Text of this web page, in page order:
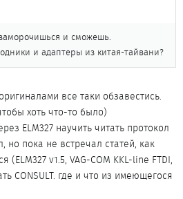
и сможешь.
и адаптеры из китая-тайвани?
все таки обзавестись.
хоть что-то было)
ELM327 научить читать протокол
но пока не встречал статей, как
v1.5, VAG-COM KKL-line FTDI,
CONSULT. где и что из имеющегося